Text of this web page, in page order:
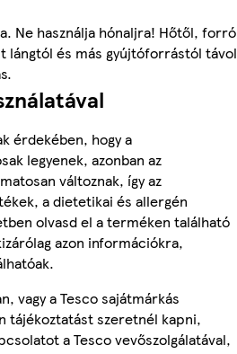
Ne használja hónaljra! Hőtől, forró
és más gyújtóforrástól távol
érdekében, hogy a
legyenek, azonban az
változnak, így az
a dietetikai és allergén
olvasd el a terméken található
azon információkra,
vagy a Tesco sajátmárkás
tájékoztatást szeretnél kapni,
a Tesco vevőszolgálatával,